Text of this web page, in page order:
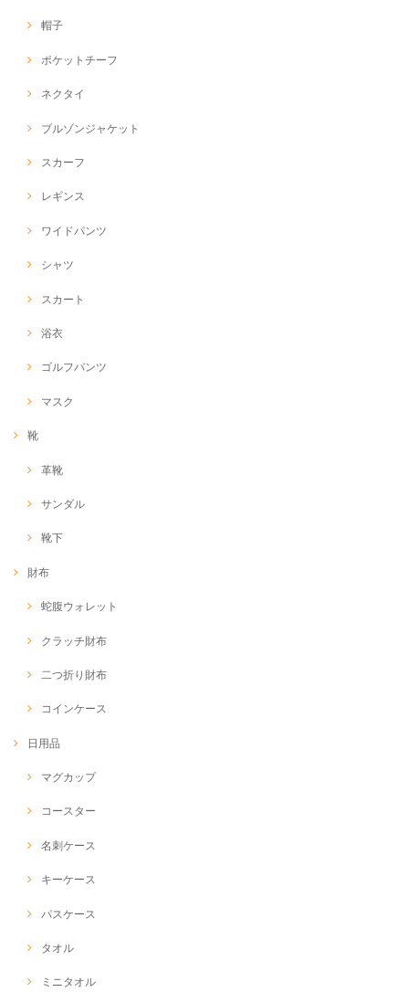
帽子
ポケットチーフ
ネクタイ
ブルゾンジャケット
スカーフ
レギンス
ワイドパンツ
シャツ
スカート
浴衣
ゴルフパンツ
マスク
靴
革靴
サンダル
靴下
財布
蛇腹ウォレット
クラッチ財布
二つ折り財布
コインケース
日用品
マグカップ
コースター
名刺ケース
キーケース
パスケース
タオル
ミニタオル